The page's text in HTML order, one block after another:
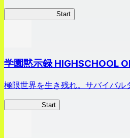
Start
学園黙示録 HIGHSCHOOL
極限世界を生き残れ。サバイバル
Start